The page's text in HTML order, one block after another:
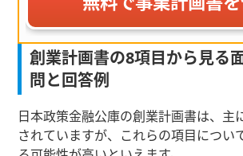
創業計画書の8項目から見る
問と回答例
日本政策金融公庫の創業計画書は、主
されていますが、これらの項目につい